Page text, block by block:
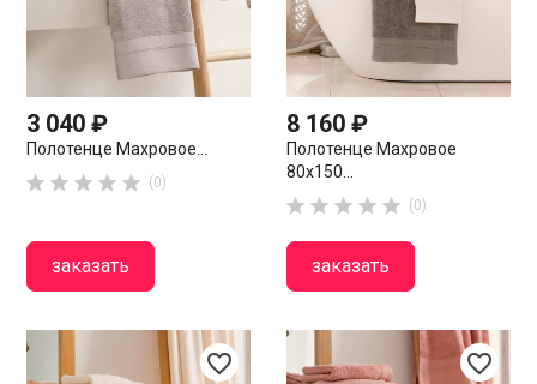
3 040 ₽
Полотенце Махровое...
     (0)
заказать
8 160 ₽
Полотенце Махровое
80х150...
     (0)
заказать
favorite_border favorite_border